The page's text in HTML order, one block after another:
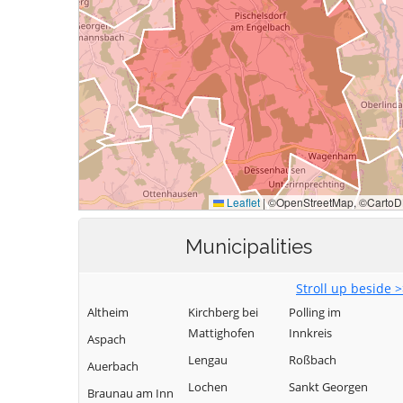
Municipalities
Stroll up beside
Altheim
Aspach
Auerbach
Braunau am Inn
Kirchberg bei
Mattighofen
Lengau
Lochen
Polling im
Innkreis
Roßbach
Sankt Georgen